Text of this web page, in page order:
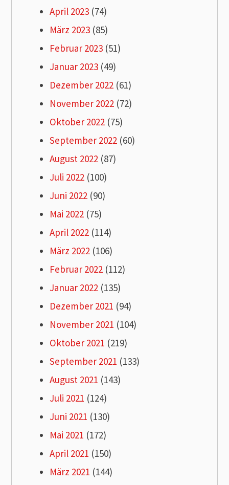
April 2023 (74)
März 2023 (85)
Februar 2023 (51)
Januar 2023 (49)
Dezember 2022 (61)
November 2022 (72)
Oktober 2022 (75)
September 2022 (60)
August 2022 (87)
Juli 2022 (100)
Juni 2022 (90)
Mai 2022 (75)
April 2022 (114)
März 2022 (106)
Februar 2022 (112)
Januar 2022 (135)
Dezember 2021 (94)
November 2021 (104)
Oktober 2021 (219)
September 2021 (133)
August 2021 (143)
Juli 2021 (124)
Juni 2021 (130)
Mai 2021 (172)
April 2021 (150)
März 2021 (144)